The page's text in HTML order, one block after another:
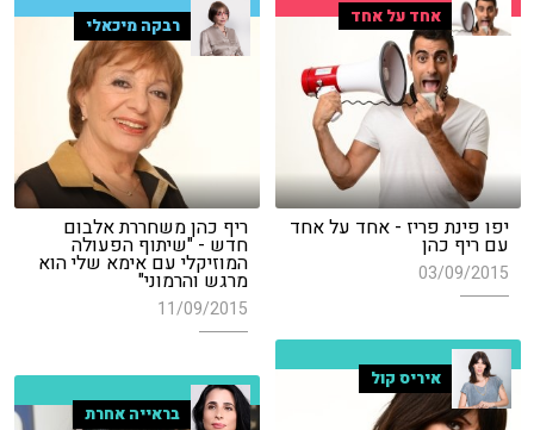
רבקה מיכאלי
ריף כהן משחררת אלבום
חדש - "שיתוף הפעולה
המוזיקלי עם אימא שלי הוא
מרגש והרמוני"
11/09/2015
אחד על אחד
יפו פינת פריז - אחד על אחד
עם ריף כהן
03/09/2015
איריס קול
בראייה אחרת